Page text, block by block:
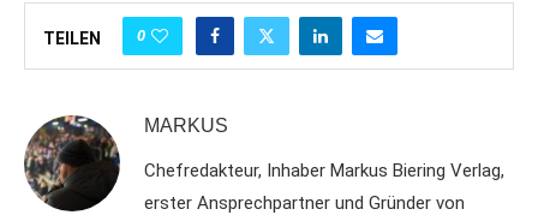
TEILEN 0
MARKUS
Chefredakteur, Inhaber Markus Biering Verlag,
erster Ansprechpartner und Gründer von